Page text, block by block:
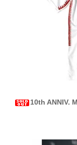
10th ANNIV.